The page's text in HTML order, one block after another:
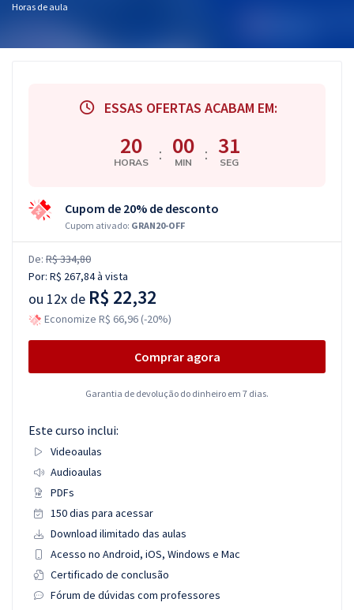
Aprovados
Horas de aula
ESSAS OFERTAS ACABAM EM:
20
HORAS : 00
MIN : 30
SEG
Cupom de 20% de desconto
Cupom ativado: GRAN20-OFF
De: R$ 334,80
Por: R$ 267,84à vista
ou 12x de R$ 22,32
Economize R$ 66,96 (-20%)
Comprar agora
Garantia de devolução do dinheiro em 7 dias.
Este curso inclui:
Videoaulas
Audioaulas
PDFs
150 dias para acessar
Download ilimitado das aulas
Acesso no Android, iOS, Windows e Mac
Certificado de conclusão
Fórum de dúvidas com professores